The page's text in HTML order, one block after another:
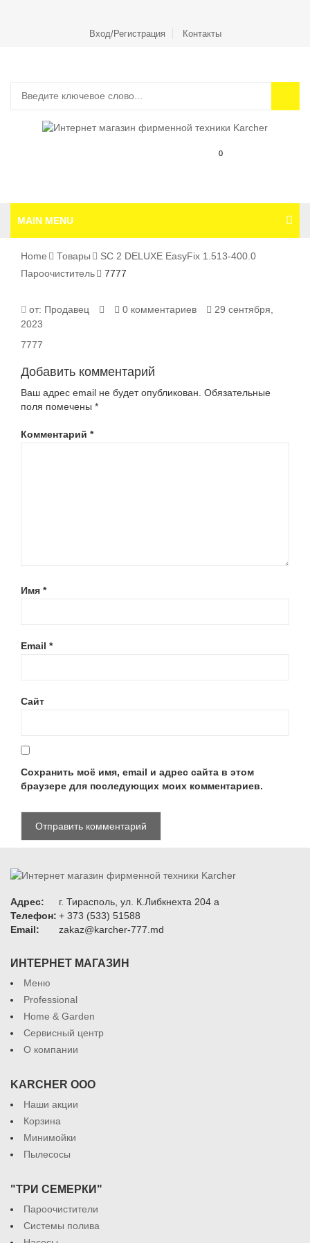
Вход/Регистрация Контакты
0
MAIN MENU
Home Товары
SC 2 DELUXE EasyFix 1.513-400.0
Пароочиститель
7777
7777
от: Продавец 0 комментариев
29 сентября,
2023
7777
Добавить комментарий
Ваш адрес email не будет опубликован. Обязательные
поля помечены *
Комментарий *
Имя *
Email *
Сайт
Сохранить моё имя, email и адрес сайта в этом
браузере для последующих моих комментариев.
Адрес:
г. Тирасполь, ул. К.Либкнехта 204 а
Телефон: + 373 (533) 51588
Email:
zakaz@karcher-777.md
ИНТЕРНЕТ МАГАЗИН
Меню
Professional
Home & Garden
Сервисный центр
О компании
KARCHER ООО
Наши акции
Корзина
Минимойки
Пылесосы
"ТРИ СЕМЕРКИ"
Пароочистители
Системы полива